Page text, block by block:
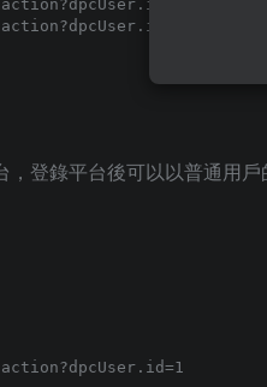
登錄平台後可以以普通用